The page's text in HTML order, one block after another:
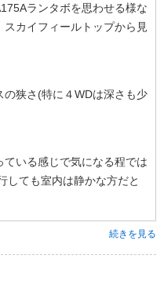
ランタボを思わせる様な
カイフィールトップから見
狭さ(特に４WDは深さも少
いる感じで気になる程では
しても室内は静かな方だと
続きを見る